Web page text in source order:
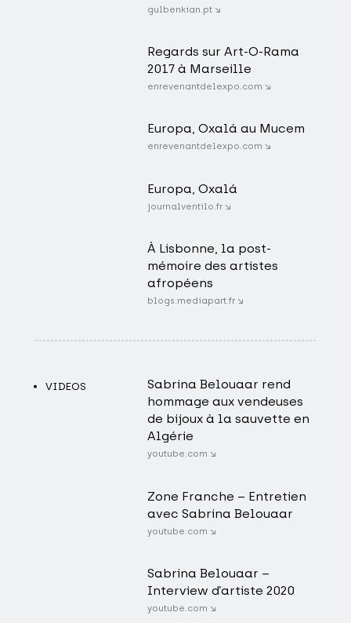
gulbenkian.pt ↘
Regards sur Art-O-Rama
2017 à Marseille
enrevenantdelexpo.com ↘
Europa, Oxalá au Mucem
enrevenantdelexpo.com ↘
Europa, Oxalá
journalventilo.fr ↘
À Lisbonne, la post-
mémoire des artistes
afropéens
blogs.mediapart.fr ↘
VIDEOS
Sabrina Belouaar rend
hommage aux vendeuses
de bijoux à la sauvette en
Algérie
youtube.com ↘
Zone Franche – Entretien
avec Sabrina Belouaar
youtube.com ↘
Sabrina Belouaar –
Interview d’artiste 2020
youtube.com ↘